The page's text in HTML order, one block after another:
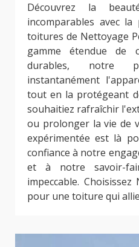
Découvrez la
incomparables avec
toitures de Nettoyage
gamme étendue de
durables, notre
instantanément
tout en la protégeant
souhaitiez rafraîchir
ou prolonger la vie de
expérimentée est là
confiance à notre
et à notre savoir-
impeccable.
pour une toiture qui